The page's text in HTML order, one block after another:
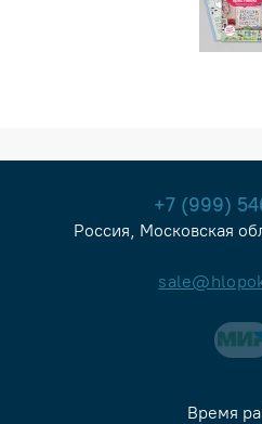
+7 (999)
Россия, Московская
Время